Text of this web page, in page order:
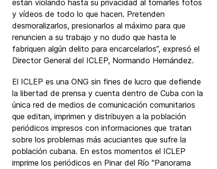
están violando hasta su privacidad al tomarles fotos
y vídeos de todo lo que hacen. Pretenden
desmoralizarlos, presionarlos al máximo para que
renuncien a su trabajo y no dudo que hasta le
fabriquen algún delito para encarcelarlos”, expresó el
Director General del ICLEP, Normando Hernández.
El ICLEP es una ONG sin fines de lucro que defiende
la libertad de prensa y cuenta dentro de Cuba con la
única red de medios de comunicación comunitarios
que editan, imprimen y distribuyen a la población
periódicos impresos con informaciones que tratan
sobre los problemas más acuciantes que sufre la
población cubana. En estos momentos el ICLEP
imprime los periódicos en Pinar del Río "Panorama